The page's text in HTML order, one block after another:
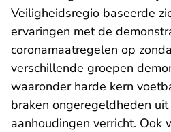
Veiligheidsregio baseerde
ervaringen met de
coronamaatregelen op
verschillende groepen
waaronder harde kern
braken ongeregeldheden
aanhoudingen verricht. Ook